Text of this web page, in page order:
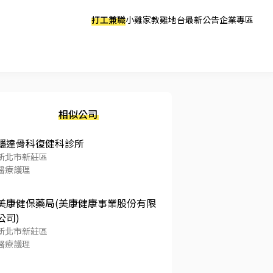
打工兼職小雞家教雞地台最新公告企業專區
相似公司
達骨科復健科診所
北市新莊區
療護理
康健保藥局(美康健康事業股份有限
司)
北市新莊區
療護理